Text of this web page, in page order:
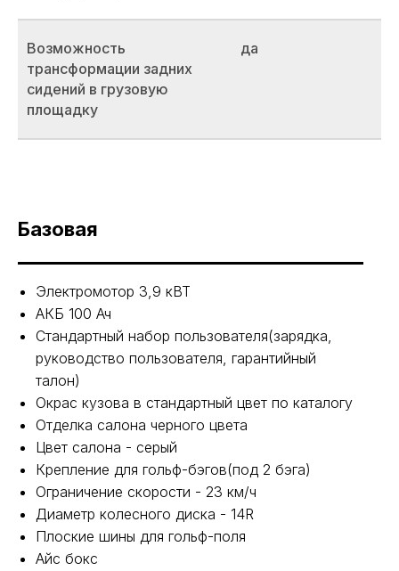
Возможность
трансформации задних
сидений в грузовую
площадку
да
Базовая
Электромотор 3,9 кВТ
АКБ 100 Ач
Стандартный набор пользователя(зарядка,
руководство пользователя, гарантийный
талон)
Окрас кузова в стандартный цвет по каталогу
Отделка салона черного цвета
Цвет салона - серый
Крепление для гольф-бэгов(под 2 бэга)
Ограничение скорости - 23 км/ч
Диаметр колесного диска - 14R
Плоские шины для гольф-поля
Айс бокс